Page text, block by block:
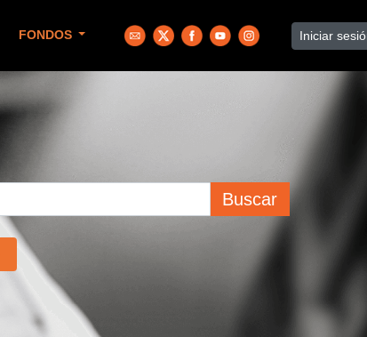
FONDOS Iniciar
Buscar